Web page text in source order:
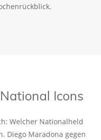
Icons
Welcher Nationalheld
Diego Maradona gegen